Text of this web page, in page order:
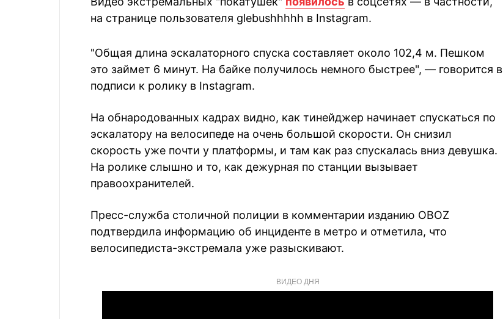
на странице пользователя glebushhhhh в Instagram.
"Общая длина эскалаторного спуска составляет около 102,4 м. Пешком
это займет 6 минут. На байке получилось немного быстрее", — говорится в
подписи к ролику в Instagram.
На обнародованных кадрах видно, как тинейджер начинает спускаться по
эскалатору на велосипеде на очень большой скорости. Он снизил
скорость уже почти у платформы, и там как раз спускалась вниз девушка.
На ролике слышно и то, как дежурная по станции вызывает
правоохранителей.
Пресс-служба столичной полиции в комментарии изданию OBOZ
подтвердила информацию об инциденте в метро и отметила, что
велосипедиста-экстремала уже разыскивают.
ВИДЕО ДНЯ